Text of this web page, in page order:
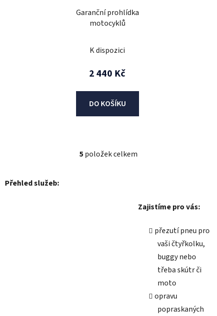
Garanční prohlídka
motocyklů
K dispozici
2 440 Kč
DO KOŠÍKU
O
5položek celkem
Přehled služeb:
Zajistíme pro vás:
přezutí pneu pro
vaši čtyřkolku,
buggy nebo
třeba skútr či
moto
opravu
popraskaných